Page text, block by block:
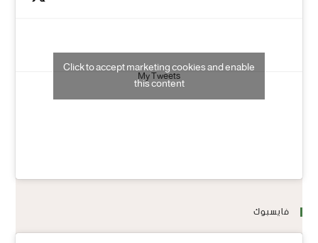
My Tweets
Click to accept marketing cookies and enable
this content
فايسبوك